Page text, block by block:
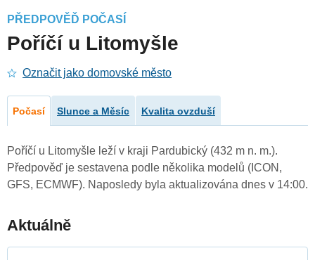
PŘEDPOVĚĎ POČASÍ
Poříčí u Litomyšle
Označit jako domovské město
Počasí Slunce a Měsíc Kvalita ovzduší
Poříčí u Litomyšle leží v kraji Pardubický (432 m n. m.).
Předpověď je sestavena podle několika modelů (ICON,
GFS, ECMWF). Naposledy byla aktualizována dnes v 14:00.
Aktuálně